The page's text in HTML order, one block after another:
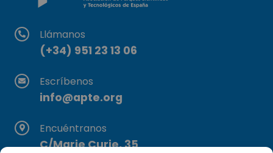
Llámanos
(+34) 951 23 13 06
Escríbenos
info@apte.org
Encuéntranos
C/Marie Curie, 35